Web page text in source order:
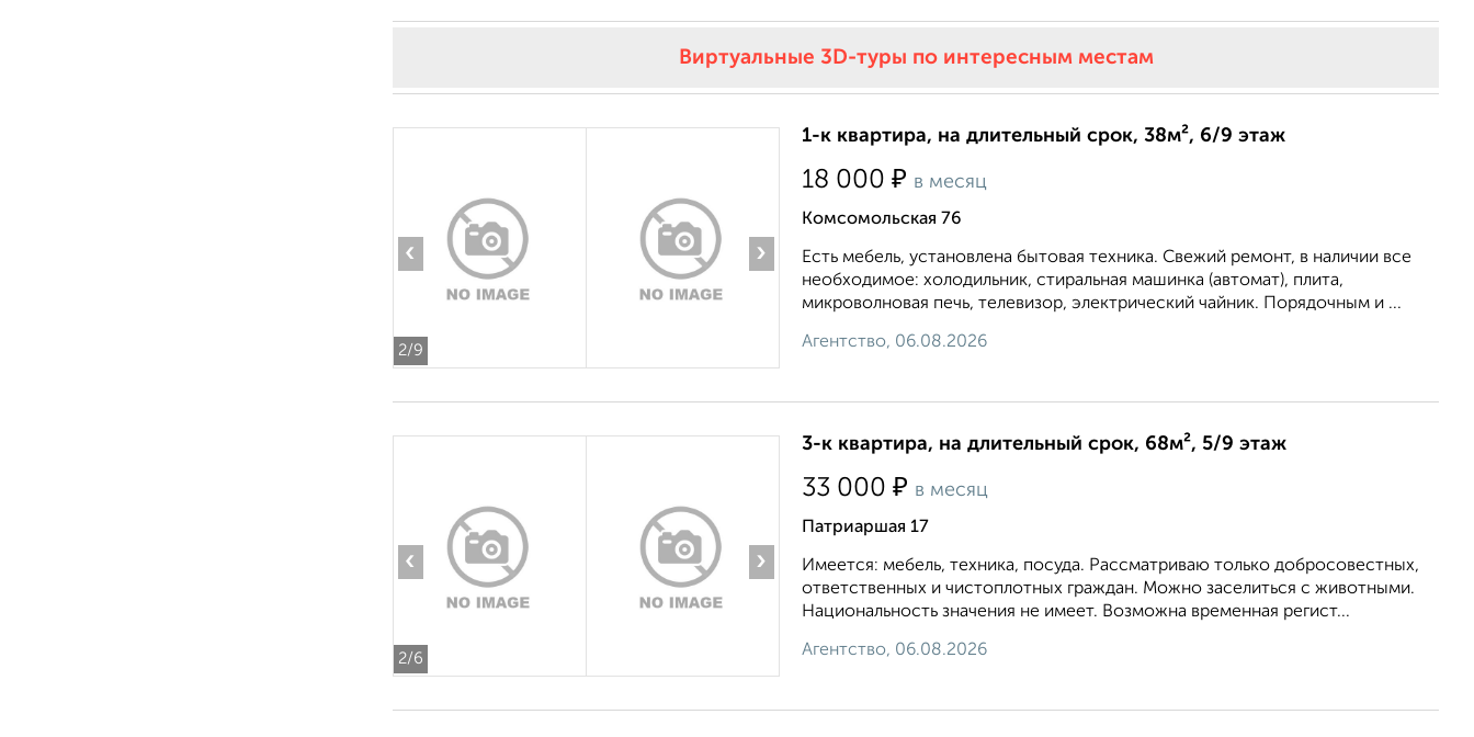
Виртуальные 3D-туры по интересным местам
2/9
‹ ›
1-к квартира, на длительный срок, 38м², 6/9 этаж
18 000 ₽ в месяц
Комсомольская 76
Есть мебель, установлена бытовая техника. Свежий ремонт, в наличии все
необходимое: холодильник, стиральная машинка (автомат), плита,
микроволновая печь, телевизор, электрический чайник. Порядочным и ...
Агентство, 06.08.2026
2/6
‹ ›
3-к квартира, на длительный срок, 68м², 5/9 этаж
33 000 ₽ в месяц
Патриаршая 17
Имеется: мебель, техника, посуда. Рассматриваю только добросовестных,
ответственных и чистоплотных граждан. Можно заселиться с животными.
Национальность значения не имеет. Возможна временная регист...
Агентство, 06.08.2026